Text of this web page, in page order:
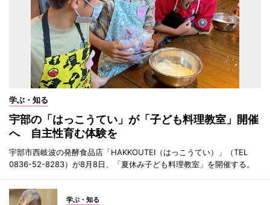
学ぶ・知る
宇部の「はっこうてい」が「子ども料理教室」開催
へ 自主性育む体験を
宇部市西岐波の発酵食品店「HAKKOUTEI（はっこうてい）」（TEL
0836-52-8283）が8月8日、「夏休み子ども料理教室」を開催する。
学ぶ・知る